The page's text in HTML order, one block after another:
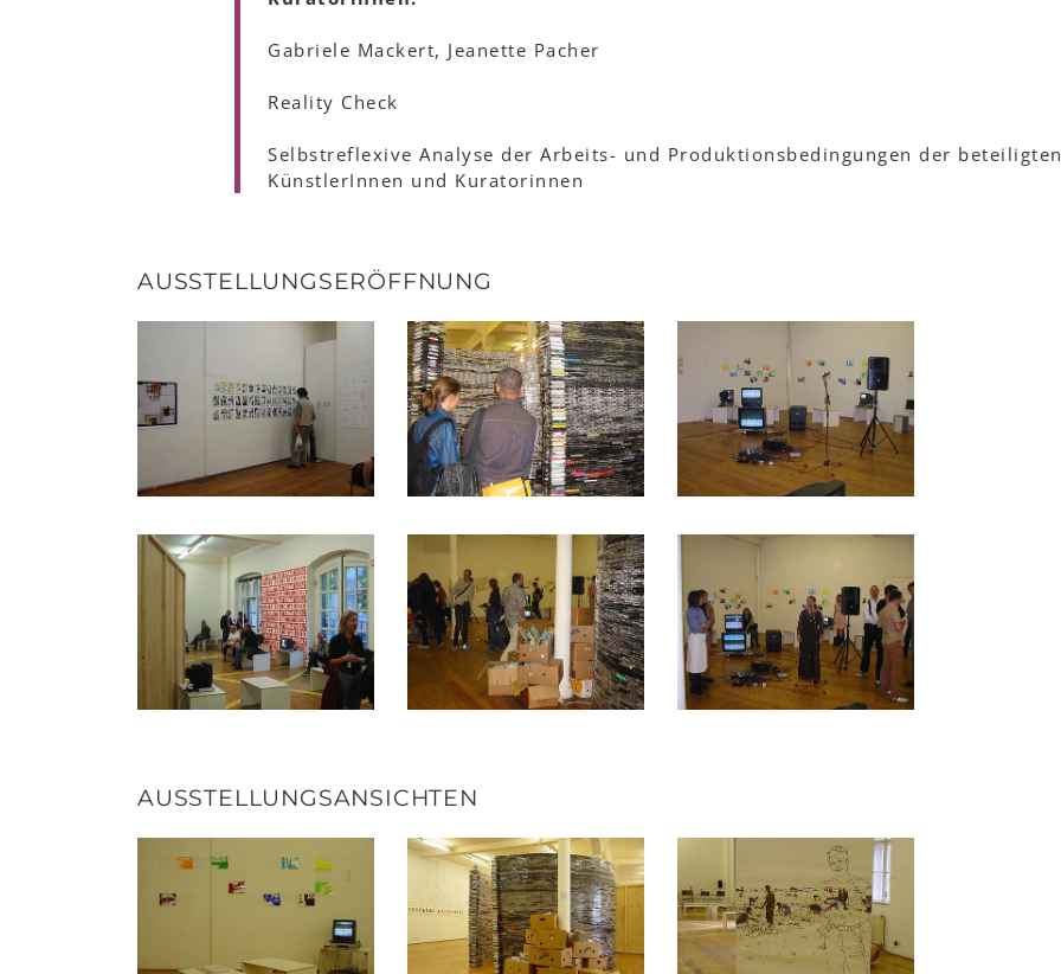
Gabriele Mackert, Jeanette Pacher
Reality Check
Selbstreflexive Analyse der Arbeits- und Produktionsbedingungen der beteiligten
KünstlerInnen und Kuratorinnen
AUSSTELLUNGSERÖFFNUNG
AUSSTELLUNGSANSICHTEN